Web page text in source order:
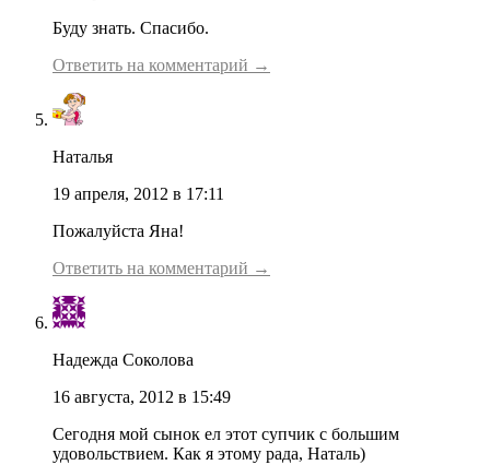
Буду знать. Спасибо.
Ответить на комментарий →
Наталья
19 апреля, 2012 в 17:11
Пожалуйста Яна!
Ответить на комментарий →
Надежда Соколова
16 августа, 2012 в 15:49
Сегодня мой сынок ел этот супчик с большим
удовольствием. Как я этому рада, Наталь)